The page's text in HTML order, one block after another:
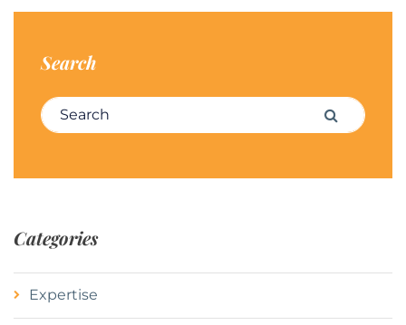
Search
Search for: Search
Categories
Expertise